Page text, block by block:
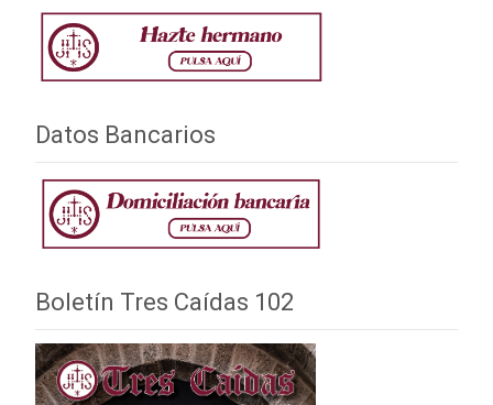
Datos Bancarios
Boletín Tres Caídas 102